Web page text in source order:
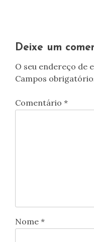
Deixe um
O seu endereço de
Campos
Comentário *
Nome *